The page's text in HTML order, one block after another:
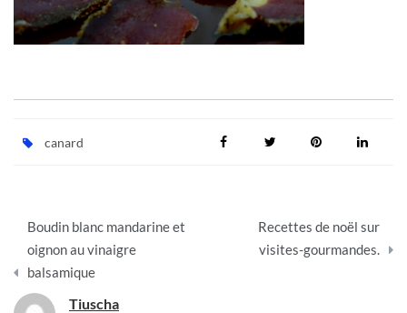
canard
de
l’article
Boudin blanc mandarine et
oignon au vinaigre
balsamique
Recettes de noël sur
visites-gourmandes.
Tiuscha